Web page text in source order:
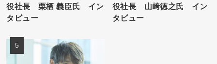
役社長 栗栖 義臣氏 イン
タビュー
役社長 山﨑徳之氏 イン
タビュー